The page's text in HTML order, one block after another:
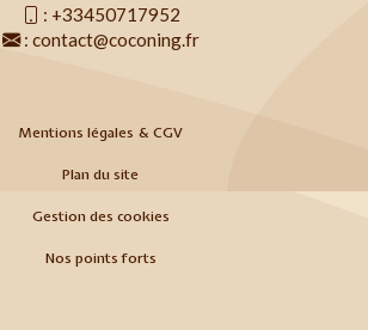
: +33450717952
: contact@coconing.fr
Mentions légales & CGV
Plan du site
Gestion des cookies
Nos points forts